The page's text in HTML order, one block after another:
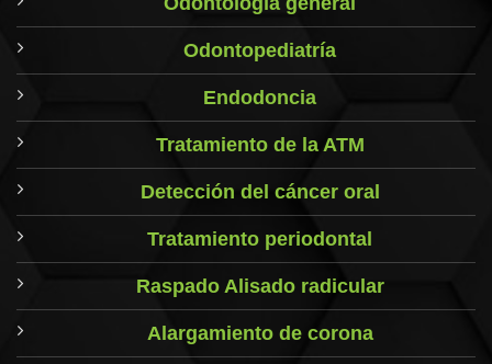
Odontopediatría
Endodoncia
Tratamiento de la ATM
Detección del cáncer oral
Tratamiento periodontal
Raspado Alisado radicular
Alargamiento de corona